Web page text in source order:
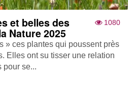
1080
et belles des
Nature 2025
» ces plantes qui poussent près
Elles ont su tisser une relation
pour se...